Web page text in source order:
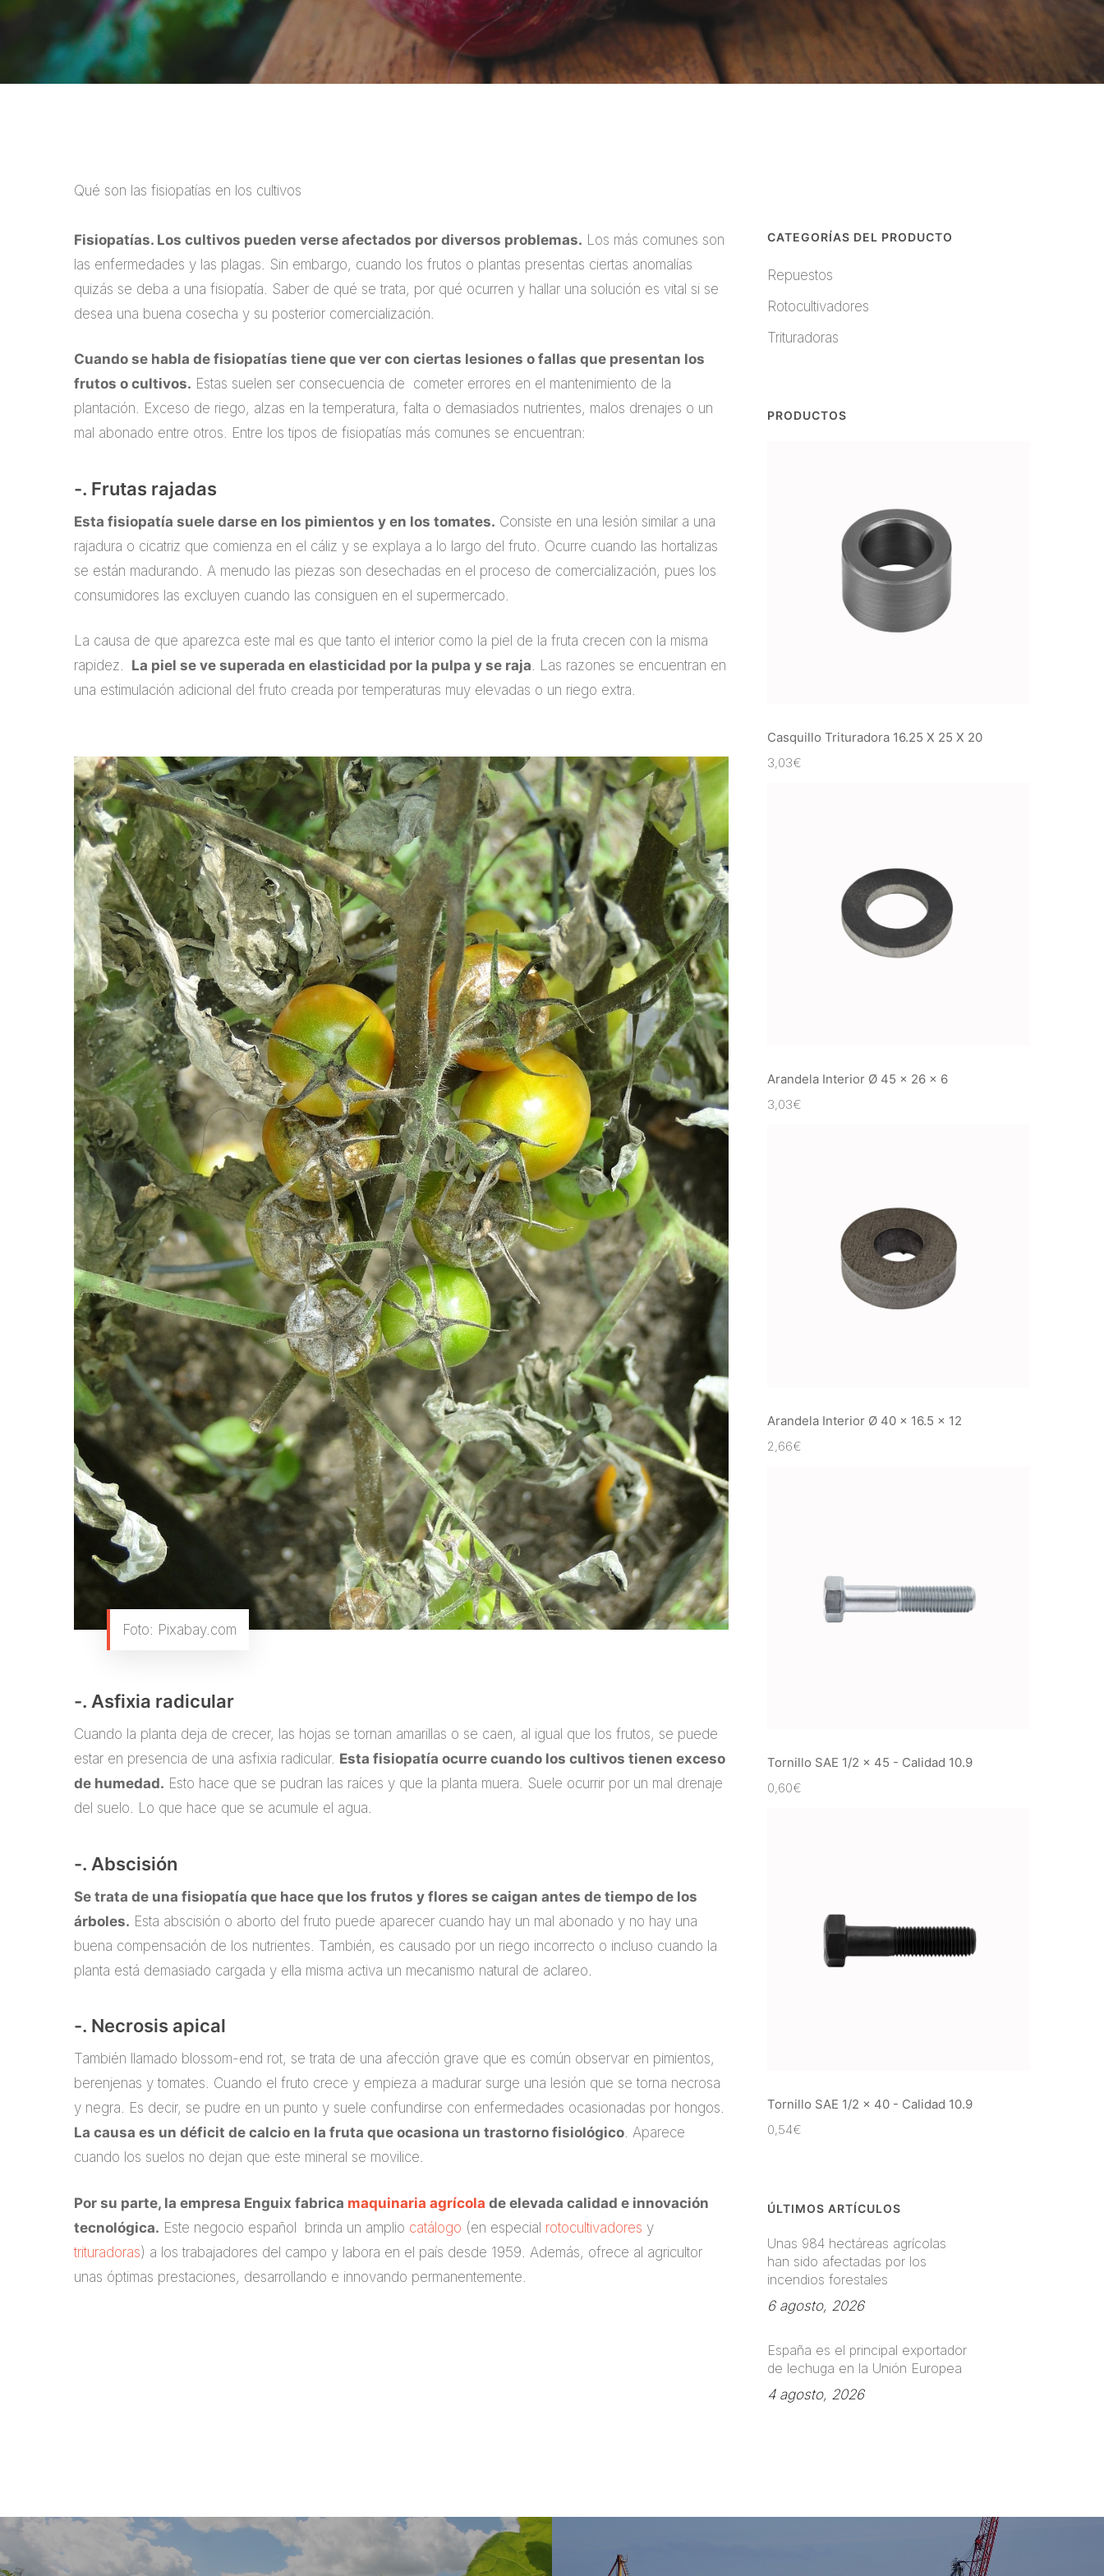
Qué son las fisiopatías en los cultivos
Fisiopatías. Los cultivos pueden verse afectados por diversos problemas. Los más comunes son
las enfermedades y las plagas. Sin embargo, cuando los frutos o plantas presentas ciertas anomalías
quizás se deba a una fisiopatía. Saber de qué se trata, por qué ocurren y hallar una solución es vital si se
desea una buena cosecha y su posterior comercialización.
Cuando se habla de fisiopatías tiene que ver con ciertas lesiones o fallas que presentan los
frutos o cultivos. Estas suelen ser consecuencia de cometer errores en el mantenimiento de la
plantación. Exceso de riego, alzas en la temperatura, falta o demasiados nutrientes, malos drenajes o un
mal abonado entre otros. Entre los tipos de fisiopatías más comunes se encuentran:
-. Frutas rajadas
Esta fisiopatía suele darse en los pimientos y en los tomates. Consiste en una lesión similar a una
rajadura o cicatriz que comienza en el cáliz y se explaya a lo largo del fruto. Ocurre cuando las hortalizas
se están madurando. A menudo las piezas son desechadas en el proceso de comercialización, pues los
consumidores las excluyen cuando las consiguen en el supermercado.
La causa de que aparezca este mal es que tanto el interior como la piel de la fruta crecen con la misma
rapidez. La piel se ve superada en elasticidad por la pulpa y se raja. Las razones se encuentran en
una estimulación adicional del fruto creada por temperaturas muy elevadas o un riego extra.
Foto: Pixabay.com
-. Asfixia radicular
Cuando la planta deja de crecer, las hojas se tornan amarillas o se caen, al igual que los frutos, se puede
estar en presencia de una asfixia radicular. Esta fisiopatía ocurre cuando los cultivos tienen exceso
de humedad. Esto hace que se pudran las raíces y que la planta muera. Suele ocurrir por un mal drenaje
del suelo. Lo que hace que se acumule el agua.
-. Abscisión
Se trata de una fisiopatía que hace que los frutos y flores se caigan antes de tiempo de los
árboles. Esta abscisión o aborto del fruto puede aparecer cuando hay un mal abonado y no hay una
buena compensación de los nutrientes. También, es causado por un riego incorrecto o incluso cuando la
planta está demasiado cargada y ella misma activa un mecanismo natural de aclareo.
-. Necrosis apical
También llamado blossom-end rot, se trata de una afección grave que es común observar en pimientos,
berenjenas y tomates. Cuando el fruto crece y empieza a madurar surge una lesión que se torna necrosa
y negra. Es decir, se pudre en un punto y suele confundirse con enfermedades ocasionadas por hongos.
La causa es un déficit de calcio en la fruta que ocasiona un trastorno fisiológico. Aparece
cuando los suelos no dejan que este mineral se movilice.
Por su parte, la empresa Enguix fabrica maquinaria agrícola de elevada calidad e innovación
tecnológica. Este negocio español brinda un amplio catálogo (en especial rotocultivadores y
trituradoras) a los trabajadores del campo y labora en el país desde 1959. Además, ofrece al agricultor
unas óptimas prestaciones, desarrollando e innovando permanentemente.
CATEGORÍAS DEL PRODUCTO
Repuestos
Rotocultivadores
Trituradoras
PRODUCTOS
Casquillo Trituradora 16.25 X 25 X 20
3,03€
Arandela Interior Ø 45 x 26 x 6
3,03€
Arandela Interior Ø 40 x 16.5 x 12
2,66€
Tornillo SAE 1/2 x 45 - Calidad 10.9
0,60€
Tornillo SAE 1/2 x 40 - Calidad 10.9
0,54€
ÚLTIMOS ARTÍCULOS
Unas 984 hectáreas agrícolas
han sido afectadas por los
incendios forestales
6 agosto, 2026
España es el principal exportador
de lechuga en la Unión Europea
4 agosto, 2026